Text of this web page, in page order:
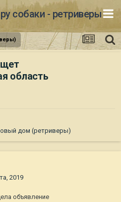
собаки - ретриверы
область
дом (ретриверы)
2019
объявление